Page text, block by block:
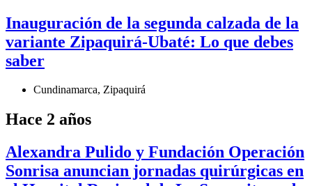
Inauguración de la segunda calzada de la
variante Zipaquirá-Ubaté: Lo que debes
saber
Cundinamarca, Zipaquirá
Hace 2 años
Alexandra Pulido y Fundación Operación
Sonrisa anuncian jornadas quirúrgicas en